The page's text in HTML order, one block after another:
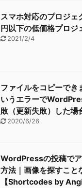
スマホ対応のプロジ
円以下の低価格プロ
2021/2/4
ファイルをコピーでき
いうエラーで
敗（更新失敗）した場
2020/6/26
WordPressの投稿で
方法｜画像を探すこと
【Shortcodes by